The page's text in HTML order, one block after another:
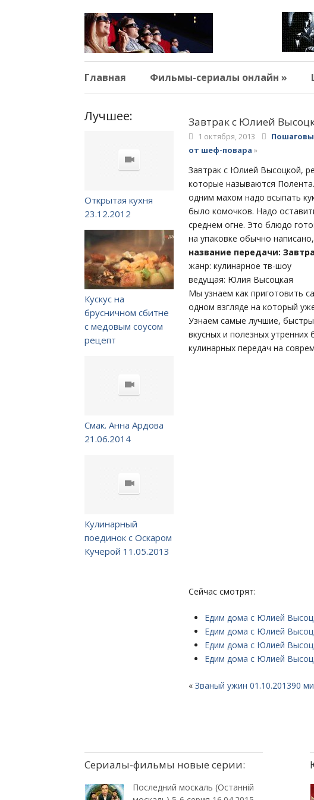
Главная Фильмы-сериалы онлайн »
Завтрак с Юлией
1 октября, 2013
от шеф-повара »
Завтрак с Юлией Высоцкой,
которые называются
одним махом надо всыпать
было комочков. Надо
среднем огне. Это блюдо
на упаковке обычно
название передачи:
жанр: кулинарное тв-шоу
ведущая: Юлия Высоцкая
Мы узнаем как приготовить
одном взгляде на который
Узнаем самые лучшие,
вкусных и полезных
кулинарных передач на
Сейчас смотрят:
Едим дома с Юлией
Едим дома с Юлией
Едим дома с Юлией
Едим дома с Юлией
«Званый ужин 01.10.201390
Лучшее:
Открытая кухня
23.12.2012
Кускус на
брусничном сбитне
с медовым соусом
рецепт
Смак. Анна Ардова
21.06.2014
Кулинарный
поединок с Оскаром
Кучерой 11.05.2013
Сериалы-фильмы новые серии:
Последний москаль (Останній